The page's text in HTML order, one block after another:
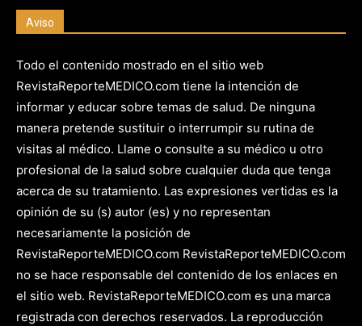
Aviso
Todo el contenido mostrado en el sitio web
RevistaReporteMEDICO.com tiene la intención de
informar y educar sobre temas de salud. De ninguna
manera pretende sustituir o interrumpir su rutina de
visitas al médico. Llame o consulte a su médico u otro
profesional de la salud sobre cualquier duda que tenga
acerca de su tratamiento. Las expresiones vertidas es la
opinión de su (s) autor (es) y no representan
necesariamente la posición de
RevistaReporteMEDICO.com RevistaReporteMEDICO.com
no se hace responsable del contenido de los enlaces en
el sitio web. RevistaReporteMEDICO.com es una marca
registrada con derechos reservados. La reproducción